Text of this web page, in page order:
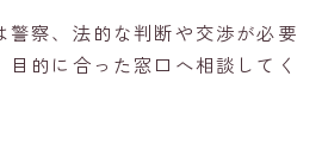
警察、法的な判断や交渉が必要
的に合った窓口へ相談してく